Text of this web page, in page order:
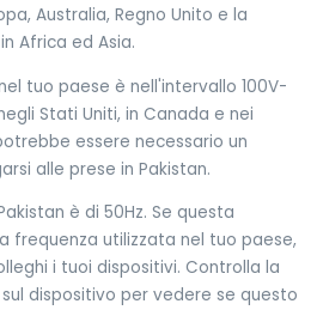
Australia, Regno Unito e la
Africa ed Asia.
tuo paese è nell'intervallo 100V-
Stati Uniti, in Canada e nei
essere necessario un
alle prese in Pakistan.
è di 50Hz. Se questa
frequenza utilizzata nel tuo paese,
i tuoi dispositivi. Controlla la
dispositivo per vedere se questo